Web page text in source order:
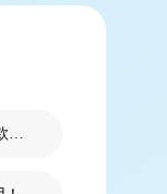
15款SVG在线编辑器分享，总有一款适合你！